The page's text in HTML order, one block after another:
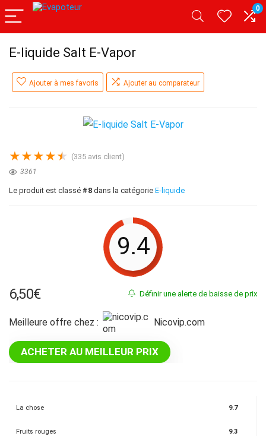
0
E-liquide Salt E-Vapor
Ajouter à mes favoris Ajouter au comparateur
★★★★★ (335 avis client)
3361
Le produit est classé #8 dans la catégorie E-liquide
9.4
Définir une alerte de baisse de prix
6,50€
Meilleure offre chez : nicovip.com
ACHETER AU MEILLEUR PRIX
La chose 9.7
Fruits rouges 9.3